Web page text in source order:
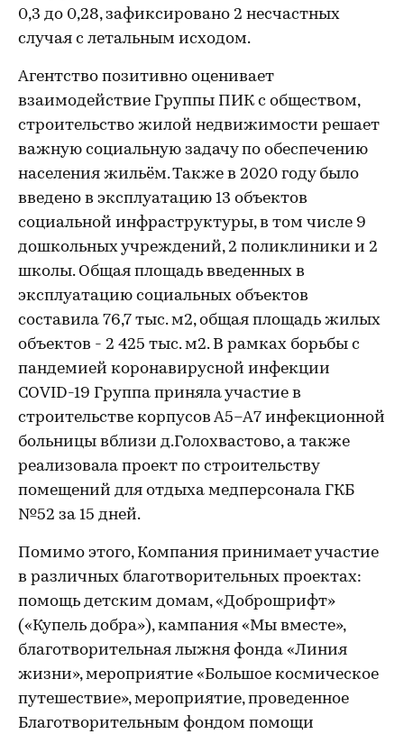
0,3 до 0,28, зафиксировано 2 несчастных
случая с летальным исходом.
Агентство позитивно оценивает
взаимодействие Группы ПИК с обществом,
строительство жилой недвижимости решает
важную социальную задачу по обеспечению
населения жильём. Также в 2020 году было
введено в эксплуатацию 13 объектов
социальной инфраструктуры, в том числе 9
дошкольных учреждений, 2 поликлиники и 2
школы. Общая площадь введенных в
эксплуатацию социальных объектов
составила 76,7 тыс. м2, общая площадь жилых
объектов - 2 425 тыс. м2. В рамках борьбы с
пандемией коронавирусной инфекции
COVID-19 Группа приняла участие в
строительстве корпусов А5–А7 инфекционной
больницы вблизи д.Голохвастово, а также
реализовала проект по строительству
помещений для отдыха медперсонала ГКБ
№52 за 15 дней.
Помимо этого, Компания принимает участие
в различных благотворительных проектах:
помощь детским домам, «Доброшрифт»
(«Купель добра»), кампания «Мы вместе»,
благотворительная лыжня фонда «Линия
жизни», мероприятие «Большое космическое
путешествие», мероприятие, проведенное
Благотворительным фондом помощи